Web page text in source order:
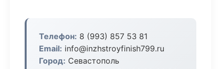
Телефон: 8 (993) 857 53 81
Email: info@inzhstroyfinish799.ru
Город: Севастополь